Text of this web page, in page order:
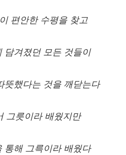
편안한 수평을 찾고
담겨졌던 모든 것들이
뜻했다는 것을 깨닫는다
그릇이라 배웠지만
통해 그륵이라 배웠다